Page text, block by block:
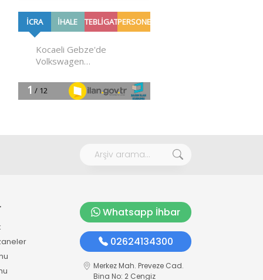
Whatsapp İhbar
02624134300
Merkez Mah. Preveze Cad.
Bina No: 2 Cengiz